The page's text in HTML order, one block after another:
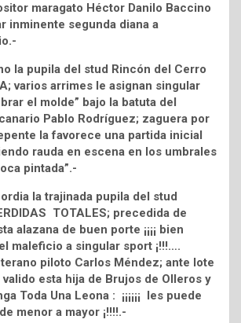
maragato Héctor Danilo Baccino
inminente segunda diana a
la pupila del stud Rincón del Cerro
varios arrimes le asignan singular
el molde” bajo la batuta del
Pablo Rodríguez; zaguera por
la favorece una partida inicial
rauda en escena en los umbrales
pintada”.-
la trajinada pupila del stud
TOTALES; precedida de
alazana de buen porte ¡¡¡¡ bien
maleficio a singular sport ¡!!!….
piloto Carlos Méndez; ante lote
valido esta hija de Brujos de Olleros y
Toda Una Leona : ¡¡¡¡¡¡ les puede
menor a mayor ¡!!!!.-